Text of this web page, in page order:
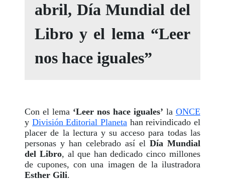
abril, Día Mundial del
Libro y el lema “Leer
nos hace iguales”
Con el lema ‘Leer nos hace iguales’ la ONCE
y División Editorial Planeta han reivindicado el
placer de la lectura y su acceso para todas las
personas y han celebrado así el Día Mundial
del Libro, al que han dedicado cinco millones
de cupones, con una imagen de la ilustradora
Esther Gili.